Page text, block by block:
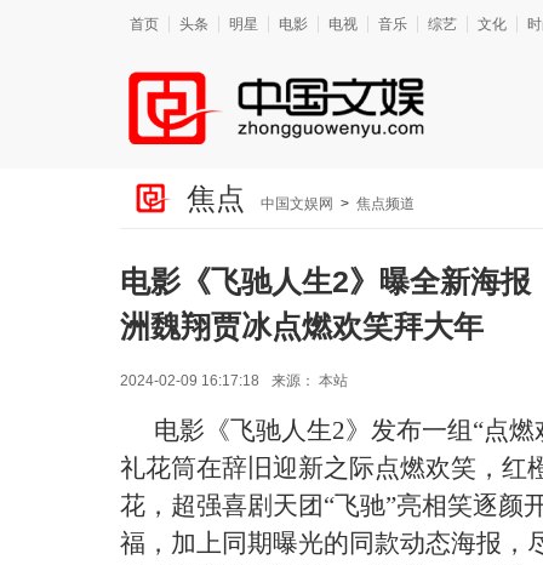
首页 头条 明星 电影 电视 音乐 综艺 文化
焦点 中国文娱网 > 焦点频道
电影《飞驰人生2》曝全新海
洲魏翔贾冰点燃欢笑拜大年
2024-02-09 16:17:18 来源： 本站
电影《飞驰人生2》发布一组“点
礼花筒在辞旧迎新之际点燃欢笑，红
花，超强喜剧天团“飞驰”亮相笑逐颜
福，加上同期曝光的同款动态海报，